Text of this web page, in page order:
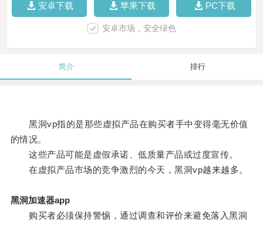
安卓下载 苹果下载 PC下载
安卓市场，安全绿色
简介 排行
黑洞vp指的是那些虚拟产品在购买者手中变得毫无价值
的情况。
这些产品可能是虚假承诺、低质量产品或过度宣传。
在虚拟产品市场的竞争激烈的今天，黑洞vp越来越多。
黑洞加速器app
购买者必须保持警惕，通过调查和评价来避免落入黑洞